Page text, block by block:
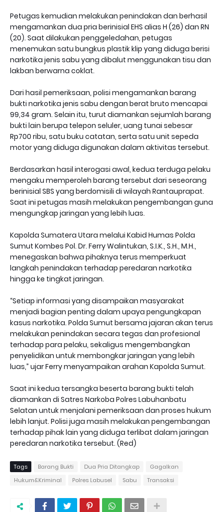
Petugas kemudian melakukan penindakan dan berhasil
mengamankan dua pria berinisial EHS alias H (26) dan RN
(20). Saat dilakukan penggeledahan, petugas
menemukan satu bungkus plastik klip yang diduga berisi
narkotika jenis sabu yang dibalut menggunakan tisu dan
lakban berwarna coklat.
Dari hasil pemeriksaan, polisi mengamankan barang
bukti narkotika jenis sabu dengan berat bruto mencapai
99,34 gram. Selain itu, turut diamankan sejumlah barang
bukti lain berupa telepon seluler, uang tunai sebesar
Rp700 ribu, satu buku catatan, serta satu unit sepeda
motor yang diduga digunakan dalam aktivitas tersebut.
Berdasarkan hasil interogasi awal, kedua terduga pelaku
mengaku memperoleh barang tersebut dari seseorang
berinisial SBS yang berdomisili di wilayah Rantauprapat.
Saat ini petugas masih melakukan pengembangan guna
mengungkap jaringan yang lebih luas.
Kapolda Sumatera Utara melalui Kabid Humas Polda
Sumut Kombes Pol. Dr. Ferry Walintukan, S.I.K., S.H., M.H.,
menegaskan bahwa pihaknya terus memperkuat
langkah penindakan terhadap peredaran narkotika
hingga ke tingkat jaringan.
“Setiap informasi yang disampaikan masyarakat
menjadi bagian penting dalam upaya pengungkapan
kasus narkotika. Polda Sumut bersama jajaran akan terus
melakukan penindakan secara tegas dan profesional
terhadap para pelaku, sekaligus mengembangkan
penyelidikan untuk membongkar jaringan yang lebih
luas,” ujar Ferry menyampaikan arahan Kapolda Sumut.
Saat ini kedua tersangka beserta barang bukti telah
diamankan di Satres Narkoba Polres Labuhanbatu
Selatan untuk menjalani pemeriksaan dan proses hukum
lebih lanjut. Polisi juga masih melakukan pengembangan
terhadap pihak lain yang diduga terlibat dalam jaringan
peredaran narkotika tersebut. (Red)
Tags Barang Bukti Dua Pria Ditangkap
Gagalkan
Hukum&Kriminal
Polres Labusel Sabu Transaksi